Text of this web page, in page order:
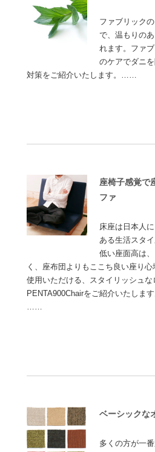
ファブリック
で、温もりの
れます。ファ
のケアでダニ
対策をご紹介いたします。……
座椅子感覚で
ファ
床座は日本人
ある生活スタイ
低い座面高は
く、座布団よりもここち良い座り
使用いただける、スタイリッシュな
PENTA900Chairをご紹介いたします
……
ベーシックな
多くの方が一